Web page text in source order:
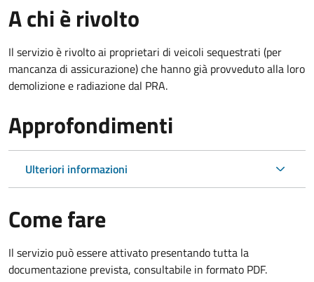
A chi è rivolto
Il servizio è rivolto ai proprietari di veicoli sequestrati (per
mancanza di assicurazione) che hanno già provveduto alla loro
demolizione e radiazione dal PRA.
Approfondimenti
Ulteriori informazioni
Come fare
Il servizio può essere attivato presentando tutta la
documentazione prevista, consultabile in formato PDF.